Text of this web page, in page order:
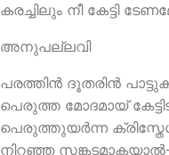
കരച്ചിലും നീ കേട്ടി
അനുപല്ലവി
പരത്തിന്‍ ദൂതരിന്‍
പെരുത്ത മോദമായ്
പെരുത്തുയര്‍ന്ന
നിറഞ്ഞ